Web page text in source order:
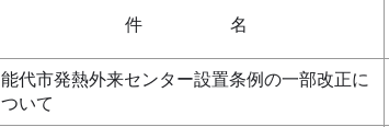
件 名
能代市発熱外来センター設置条例の一部改正に
ついて